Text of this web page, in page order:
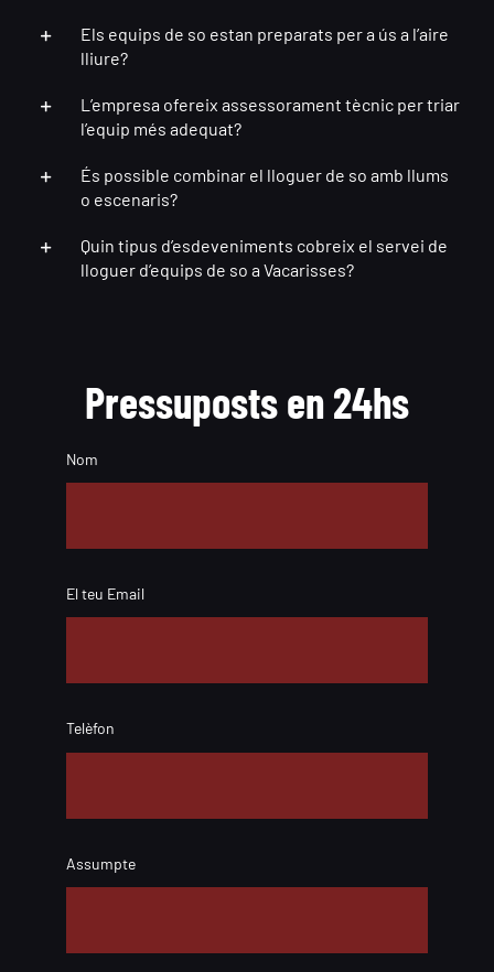
Els equips de so estan preparats per a ús a l’aire
lliure?
L’empresa ofereix assessorament tècnic per triar
l’equip més adequat?
És possible combinar el lloguer de so amb llums
o escenaris?
Quin tipus d’esdeveniments cobreix el servei de
lloguer d’equips de so a Vacarisses?
Pressuposts en 24hs
Nom
El teu Email
Telèfon
Assumpte